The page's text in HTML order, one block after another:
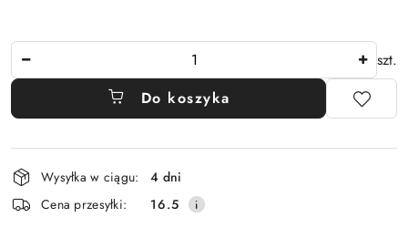
szt.
Do koszyka
Dostępność
i
dostawa
Wysyłka w ciągu:
4 dni
Cena przesyłki:
16.5